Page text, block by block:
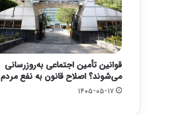
قوانین تأمین اجتماعی به‌روزرسانی
می‌شوند؟ اصلاح قانون به نفع مردم
۱۴۰۵-۰۵-۱۷